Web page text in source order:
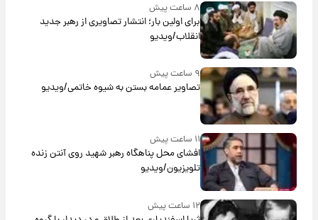
۸ ساعت پیش
برای اولین بار؛ انتشار تصاویری از رهبر جدید
انقلاب/ویدیو
۹ ساعت پیش
تصاویر عمامه بستن به شیوه خاتمی/ویدیو
۱۱ ساعت پیش
افشای محل پناهگاه‌ رهبر شهید روی آنتن زنده
تلویزیون/ویدیو
۱۲ ساعت پیش